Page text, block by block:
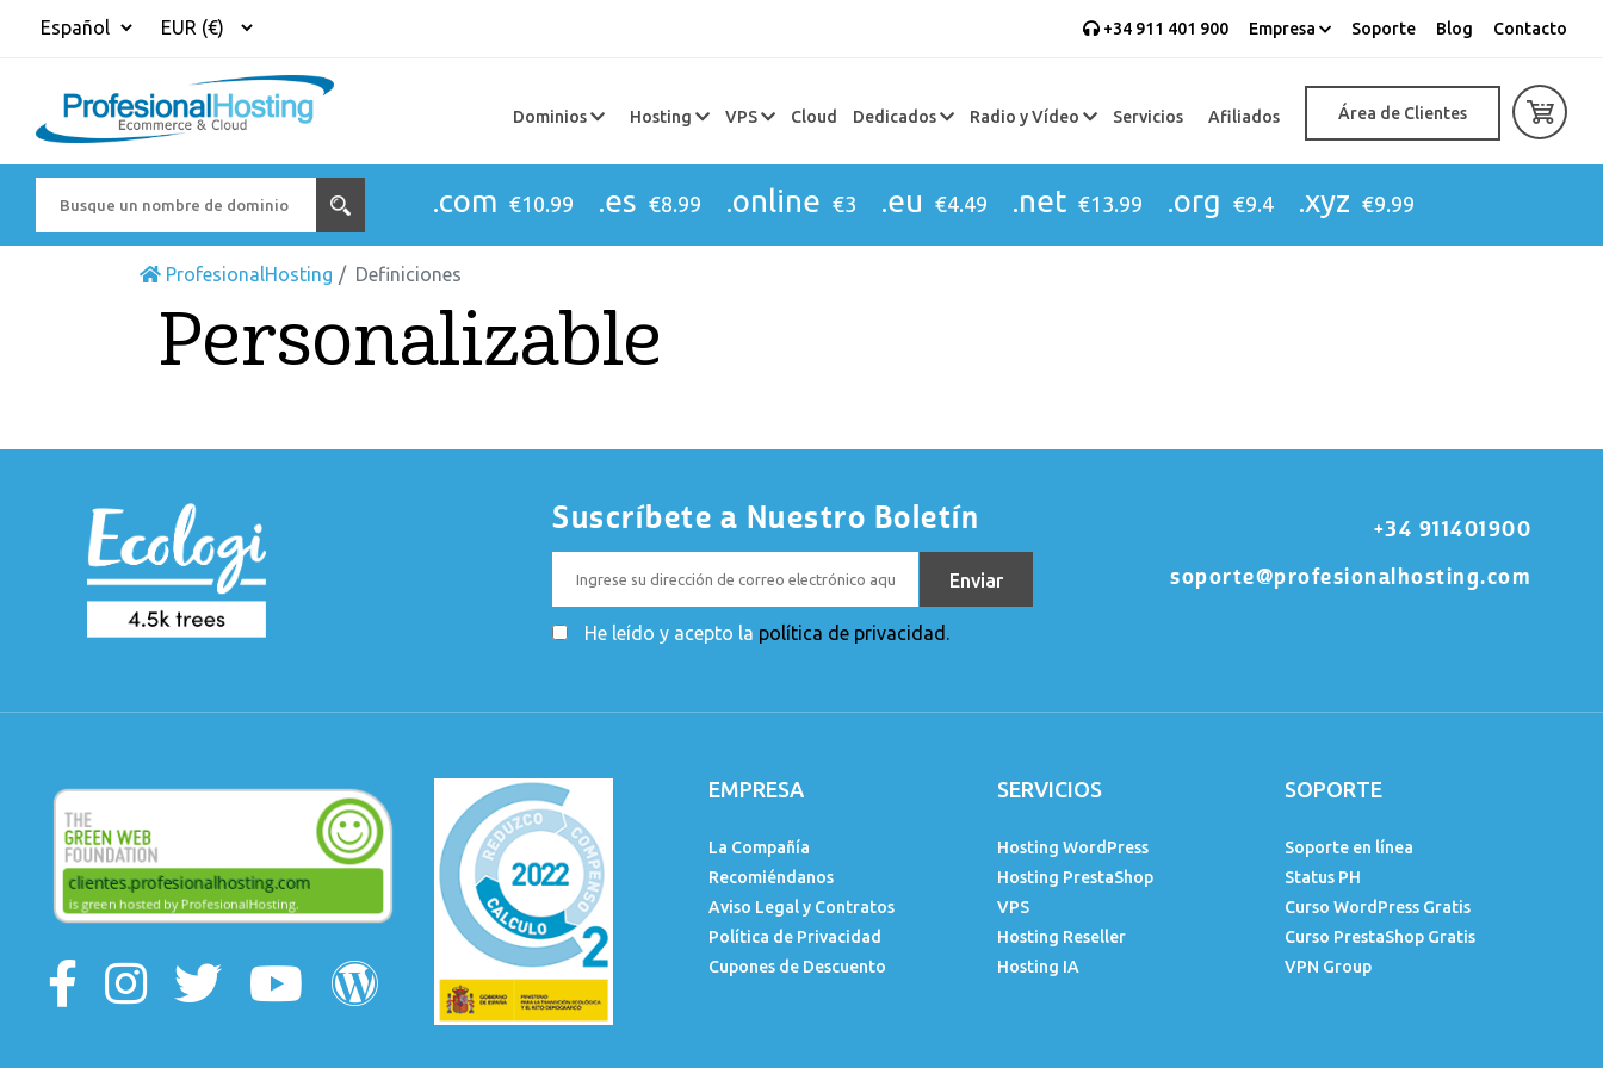
+34 911 401 900 Empresa Soporte Blog Contacto
Dominios Hosting VPS Cloud Dedicados Radio y Vídeo Servicios Afiliados Área de Clientes
.com €10.99 .es €8.99 .online €3 .eu €4.49 .net €13.99 .org €9.4 .xyz €9.99
ProfesionalHosting Definiciones
Personalizable
Suscríbete a Nuestro Boletín
He leído y acepto la política de privacidad.
+34 911401900
soporte@profesionalhosting.com
EMPRESA
La Compañía
Recomiéndanos
Aviso Legal y Contratos
Política de Privacidad
Cupones de Descuento
SERVICIOS
Hosting WordPress
Hosting PrestaShop
VPS
Hosting Reseller
Hosting IA
SOPORTE
Soporte en línea
Status PH
Curso WordPress Gratis
Curso PrestaShop Gratis
VPN Group